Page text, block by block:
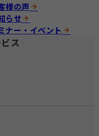
様の声
らせ
ナー・イベント
ス